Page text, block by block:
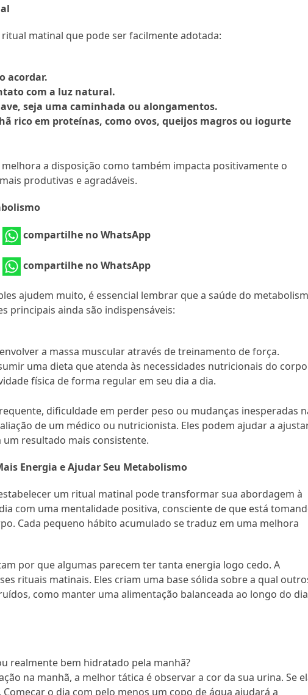
matinal que pode ser facilmente adotada:
acordar.
com a luz natural.
seja uma caminhada ou alongamentos.
rico em proteínas, como ovos, queijos magros ou iogurte
a disposição como também impacta positivamente o
produtivas e agradáveis.
compartilhe no WhatsApp
compartilhe no WhatsApp
ajudem muito, é essencial lembrar que a saúde do
principais ainda são indispensáveis:
a massa muscular através de treinamento de força.
uma dieta que atenda às necessidades nutricionais do
física de forma regular em seu dia a dia.
dificuldade em perder peso ou mudanças inesperadas
de um médico ou nutricionista. Eles podem ajudar a
resultado mais consistente.
Energia e Ajudar Seu Metabolismo
um ritual matinal pode transformar sua abordagem à
com uma mentalidade positiva, consciente de que está
Cada pequeno hábito acumulado se traduz em uma melhora
por que algumas parecem ter tanta energia logo cedo. A
rituais matinais. Eles criam uma base sólida sobre a qual
como manter uma alimentação balanceada ao longo do
realmente bem hidratado pela manhã?
na manhã, a melhor tática é observar a cor da sua urina. Se
o dia com pelo menos um copo de água ajudará a